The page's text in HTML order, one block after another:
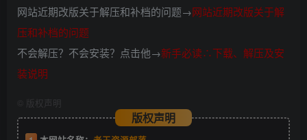
网站近期改版关于解压和补档的问题→网站近期改版关于解
压和补档的问题
不会解压？不会安装？点击他→新手必读∴下载、解压及安
装说明
版权声明
版权声明